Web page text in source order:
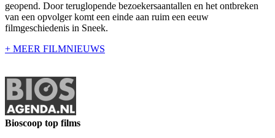
geopend. Door teruglopende bezoekersaantallen en het ontbreken
van een opvolger komt een einde aan ruim een eeuw
filmgeschiedenis in Sneek.
+ MEER FILMNIEUWS
Bioscoop top films